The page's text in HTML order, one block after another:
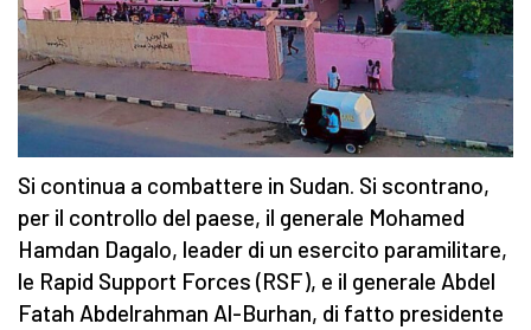
Si continua a combattere in Sudan. Si scontrano,
per il controllo del paese, il generale Mohamed
Hamdan Dagalo, leader di un esercito paramilitare,
le Rapid Support Forces (RSF), e il generale Abdel
Fatah Abdelrahman Al-Burhan, di fatto presidente